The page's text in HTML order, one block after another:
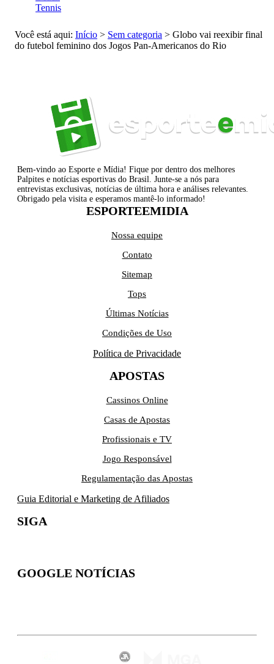
Tennis
Você está aqui: Início > Sem categoria > Globo vai reexibir final
do futebol feminino dos Jogos Pan-Americanos do Rio
Bem-vindo ao Esporte e Mídia! Fique por dentro dos melhores
Palpites e notícias esportivas do Brasil. Junte-se a nós para
entrevistas exclusivas, notícias de última hora e análises relevantes.
Obrigado pela visita e esperamos mantê-lo informado!
ESPORTEEMIDIA
Nossa equipe
Contato
Sitemap
Tops
Últimas Notícias
Condições de Uso
Política de Privacidade
APOSTAS
Cassinos Online
Casas de Apostas
Profissionais e TV
Jogo Responsável
Regulamentação das Apostas
Guia Editorial e Marketing de Afiliados
SIGA
GOOGLE NOTÍCIAS